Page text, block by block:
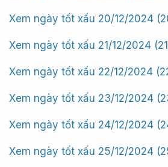
Xem ngày tốt xấu 20/12/2024
Xem ngày tốt xấu 21/12/2024
Xem ngày tốt xấu 22/12/2024
Xem ngày tốt xấu 23/12/2024
Xem ngày tốt xấu 24/12/2024
Xem ngày tốt xấu 25/12/2024